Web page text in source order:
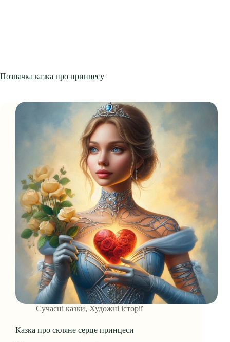
Позначка казка про принцесу
Сучасні казки, Художні історії
Казка про скляне серце принцеси